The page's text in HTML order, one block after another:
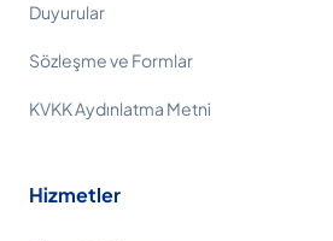
Duyurular
Sözleşme ve Formlar
KVKK Aydınlatma Metni
Hizmetler